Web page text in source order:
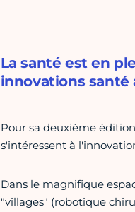
La santé est en
innovations santé
Pour sa deuxième
s'intéressent à
Dans le magnifique
"villages" (robotique